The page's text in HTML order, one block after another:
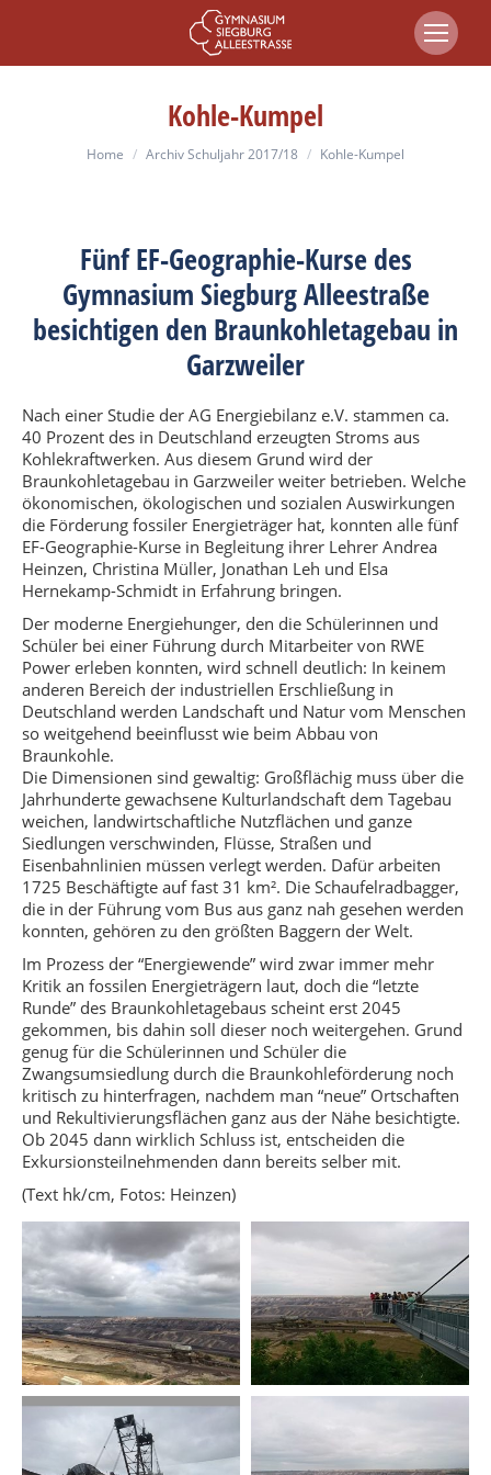
Kohle-Kumpel
You are here:
Home Archiv Schuljahr 2017/18 Kohle-Kumpel
Fünf EF-Geographie-Kurse des
Gymnasium Siegburg Alleestraße
besichtigen den Braunkohletagebau in
Garzweiler
Nach einer Studie der AG Energiebilanz e.V. stammen ca.
40 Prozent des in Deutschland erzeugten Stroms aus
Kohlekraftwerken. Aus diesem Grund wird der
Braunkohletagebau in Garzweiler weiter betrieben. Welche
ökonomischen, ökologischen und sozialen Auswirkungen
die Förderung fossiler Energieträger hat, konnten alle fünf
EF-Geographie-Kurse in Begleitung ihrer Lehrer Andrea
Heinzen, Christina Müller, Jonathan Leh und Elsa
Hernekamp-Schmidt in Erfahrung bringen.
Der moderne Energiehunger, den die Schülerinnen und
Schüler bei einer Führung durch Mitarbeiter von RWE
Power erleben konnten, wird schnell deutlich: In keinem
anderen Bereich der industriellen Erschließung in
Deutschland werden Landschaft und Natur vom Menschen
so weitgehend beeinflusst wie beim Abbau von
Braunkohle.
Die Dimensionen sind gewaltig: Großflächig muss über die
Jahrhunderte gewachsene Kulturlandschaft dem Tagebau
weichen, landwirtschaftliche Nutzflächen und ganze
Siedlungen verschwinden, Flüsse, Straßen und
Eisenbahnlinien müssen verlegt werden. Dafür arbeiten
1725 Beschäftigte auf fast 31 km². Die Schaufelradbagger,
die in der Führung vom Bus aus ganz nah gesehen werden
konnten, gehören zu den größten Baggern der Welt.
Im Prozess der “Energiewende” wird zwar immer mehr
Kritik an fossilen Energieträgern laut, doch die “letzte
Runde” des Braunkohletagebaus scheint erst 2045
gekommen, bis dahin soll dieser noch weitergehen. Grund
genug für die Schülerinnen und Schüler die
Zwangsumsiedlung durch die Braunkohleförderung noch
kritisch zu hinterfragen, nachdem man “neue” Ortschaften
und Rekultivierungsflächen ganz aus der Nähe besichtigte.
Ob 2045 dann wirklich Schluss ist, entscheiden die
Exkursionsteilnehmenden dann bereits selber mit.
(Text hk/cm, Fotos: Heinzen)